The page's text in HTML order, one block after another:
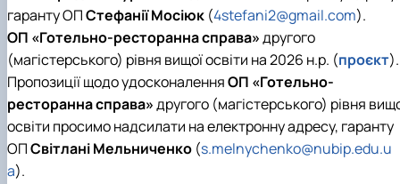
Презентація про роботу гуртка
Звіт про роботу гуртка
Презентація про роботу гуртка
наукового гуртка «Туризм&Рекреація»
Звіт про роботу гуртка
Презентація про роботу гуртка
Науковий доробок членів студентського
наукового гуртка "Туристичний візіонер"
Звіт про роботу гуртка
Презентація про роботу гуртка
гаранту ОПСтефанії Мосіюк (4stefani2@gmail.com).
ОП «Готельно-ресторанна справа»другого
(магістерського) рівня вищої освіти на 2026 н.р. (проєкт).
Пропозиції щодо удосконаленняОП «Готельно-
ресторанна справа»другого (магістерського) рівня
освіти просимо надсилати на електронну адресу, гаранту
ОПСвітлані Мельниченко (s.melnychenko@nubip.edu.u
a).